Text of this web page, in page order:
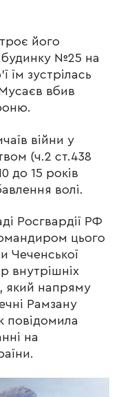
його
будинку №25 на
їм зустрілась
вбив
війни у
(ч.2 ст.438
до 15 років
волі.
Росгвардії РФ
цього
Чеченської
внутрішніх
який напряму
Рамзану
повідомила
на